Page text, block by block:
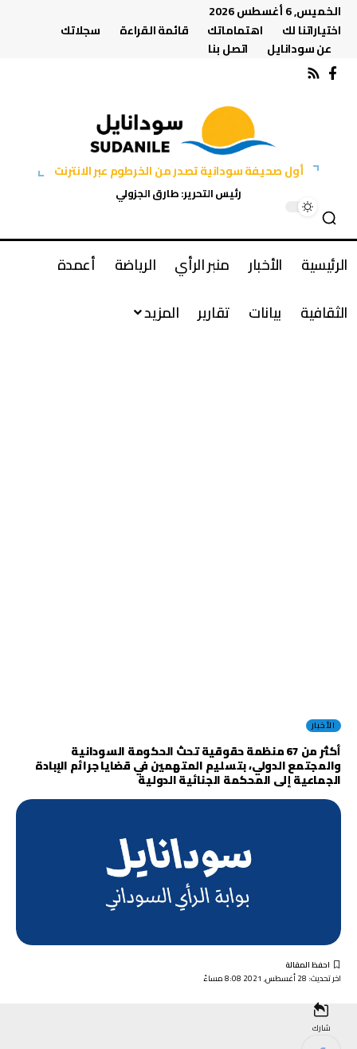
الخميس, 6 أغسطس 2026
اختياراتنا لك
اهتماماتك قائمة القراءة
سجلاتك
عن سودانايل
اتصل بنا
أول صحيفة سودانية تصدر من الخرطوم عبر الانترنت
رئيس التحرير: طارق الجزولي
الرئيسية الأخبار منبر الرأي الرياضة
أعمدة
الثقافية
بيانات تقارير المزيد
الأخبار
أكثر من 67 منظمة حقوقية تحث الحكومة السودانية
والمجتمع الدولي، بتسليم المتهمين في قضايا جرائم الإبادة
الجماعية إلى المحكمة الجنائية الدولية
اخر تحديث: 28 أغسطس, 2021 8:08 مساءً
شارك